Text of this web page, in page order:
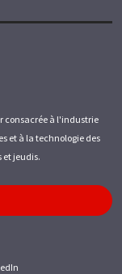
consacrée à l'industrie
et à la technologie des
et jeudis.